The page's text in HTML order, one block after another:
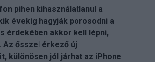
pihen kihasználatlanul a
évekig hagyják porosodni a
érdekében akkor kell lépni,
Az ősszel érkező új
különösen jól járhat az iPhone